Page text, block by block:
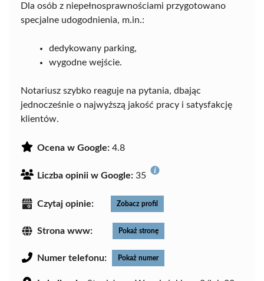
Dla osób z niepełnosprawnościami przygotowano
specjalne udogodnienia, m.in.:
dedykowany parking,
wygodne wejście.
Notariusz szybko reaguje na pytania, dbając
jednocześnie o najwyższą jakość pracy i satysfakcję
klientów.
Ocena w Google: 4.8
Liczba opinii w Google: 35
Czytaj opinie: Zobacz profil
Strona www: Pokaż stronę
Numer telefonu: Pokaż numer